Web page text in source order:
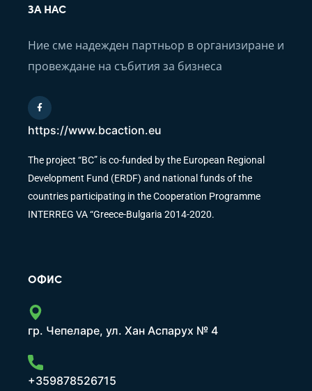
ЗА НАС
Ние сме надежден партньор в организиране и
провеждане на събития за бизнеса
https://www.bcaction.eu
The project “BC” is co-funded by the European Regional
Development Fund (ERDF) and national funds of the
countries participating in the Cooperation Programme
INTERREG VA “Greece-Bulgaria 2014-2020.
ОФИС
гр. Чепеларе, ул. Хан Аспарух № 4
+359878526715